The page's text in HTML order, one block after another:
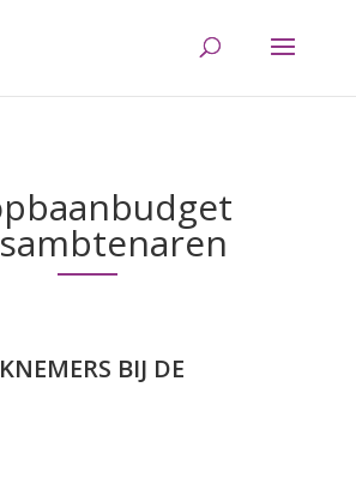
BIJ DE